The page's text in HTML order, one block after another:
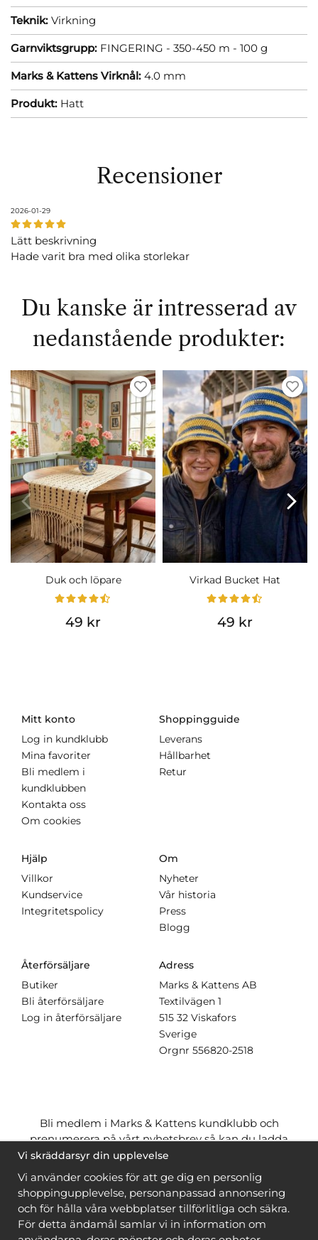
Teknik: Virkning
Garnviktsgrupp: FINGERING - 350-450 m - 100 g
Marks & Kattens Virknål: 4.0 mm
Produkt: Hatt
Recensioner
2026-01-29
Lätt beskrivning
Hade varit bra med olika storlekar
Du kanske är intresserad av
nedanstående produkter:
Duk och löpare
49 kr
Virkad Bucket Hat
49 kr
Mitt konto
Log in kundklubb
Mina favoriter
Bli medlem i
kundklubben
Kontakta oss
Om cookies
Shoppingguide
Leverans
Hållbarhet
Retur
Hjälp
Villkor
Kundservice
Integritetspolicy
Om
Nyheter
Vår historia
Press
Blogg
Återförsäljare
Butiker
Bli återförsäljare
Log in återförsäljare
Adress
Marks & Kattens AB
Textilvägen 1
515 32 Viskafors
Sverige
Orgnr 556820-2518
Bli medlem i Marks & Kattens kundklubb och
prenumerera på vårt nyhetsbrev så kan du ladda
ner många mönstergratisoch få många
när du handlar garn till mönstret. Du ser vilka som
ärgratis när du ärinloggad.
Bli medlem
Vi skräddarsyr din upplevelse
Vi använder cookies för att ge dig en personlig
shoppingupplevelse, personanpassad annonsering
och för hålla våra webbplatser tillförlitliga och säkra.
För detta ändamål samlar vi in information om